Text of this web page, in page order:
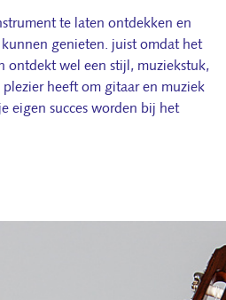
te laten ontdekken en
genieten. juist omdat het
ontdekt wel een stijl, muziekstuk,
heeft om gitaar en muziek
eigen succes worden bij het